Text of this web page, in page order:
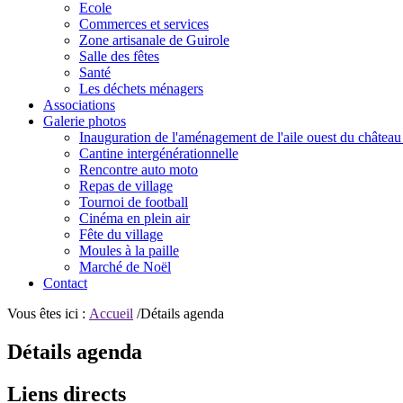
Ecole
Commerces et services
Zone artisanale de Guirole
Salle des fêtes
Santé
Les déchets ménagers
Associations
Galerie photos
Inauguration de l'aménagement de l'aile ouest du
Cantine intergénérationnelle
Rencontre auto moto
Repas de village
Tournoi de football
Cinéma en plein air
Fête du village
Moules à la paille
Marché de Noël
Contact
Vous êtes ici : Accueil /Détails agenda
Détails agenda
Liens directs